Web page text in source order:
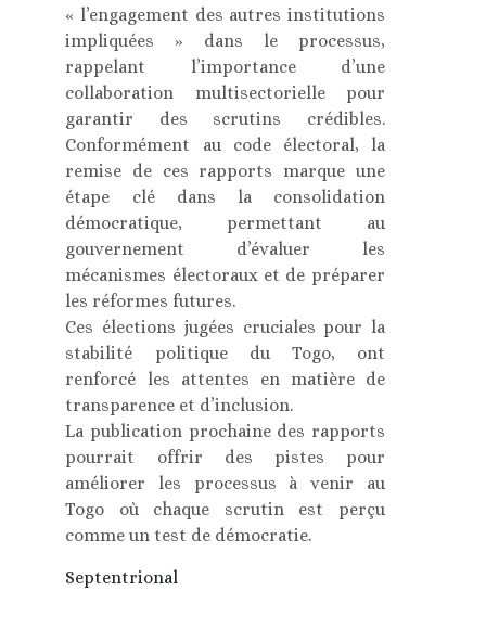
« l’engagement des autres institutions
impliquées » dans le processus,
rappelant l’importance d’une
collaboration multisectorielle pour
garantir des scrutins crédibles.
Conformément au code électoral, la
remise de ces rapports marque une
étape clé dans la consolidation
démocratique, permettant au
gouvernement d’évaluer les
mécanismes électoraux et de préparer
les réformes futures.
Ces élections jugées cruciales pour la
stabilité politique du Togo, ont
renforcé les attentes en matière de
transparence et d’inclusion.
La publication prochaine des rapports
pourrait offrir des pistes pour
améliorer les processus à venir au
Togo où chaque scrutin est perçu
comme un test de démocratie.
Septentrional